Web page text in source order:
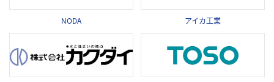
NODA アイカ工業